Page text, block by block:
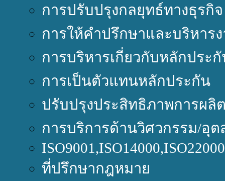
การปรับปรุงกลยุทธ์ทางธุรกิจ
การให้คำปรึกษาและบริหา
การบริหารเกี่ยวกับหลักประ
การเป็นตัวแทนหลักประกัน
ปรับปรุงประสิทธิภาพการผลิ
การบริการด้านวิศวกรรม/อุ
ที่ปรึกษากฎหมาย